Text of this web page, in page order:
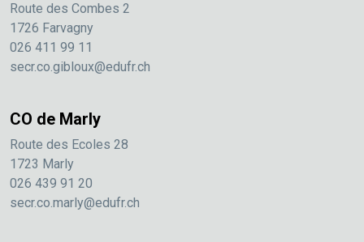
Route des Combes 2
1726 Farvagny
026 411 99 11
secr.co.gibloux@edufr.ch
CO de Marly
Route des Ecoles 28
1723 Marly
026 439 91 20
secr.co.marly@edufr.ch